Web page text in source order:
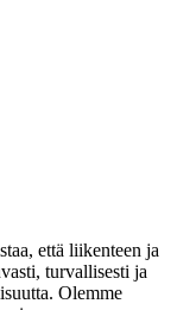
että liikenteen ja
turvallisesti ja
Olemme